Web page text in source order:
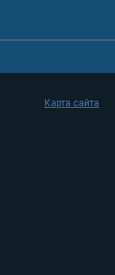
Карта сайта